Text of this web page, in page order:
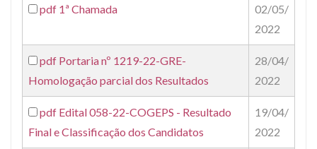
pdf 1ª Chamada
02/05/
2022
pdf Portaria nº 1219-22-GRE-
Homologação parcial dos Resultados
28/04/
2022
pdf Edital 058-22-COGEPS - Resultado
Final e Classificação dos Candidatos
19/04/
2022